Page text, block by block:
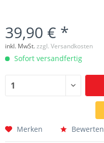
39,90 € *
inkl. MwSt.zzgl. Versandkosten
Sofort versandfertig
Merken Bewerten